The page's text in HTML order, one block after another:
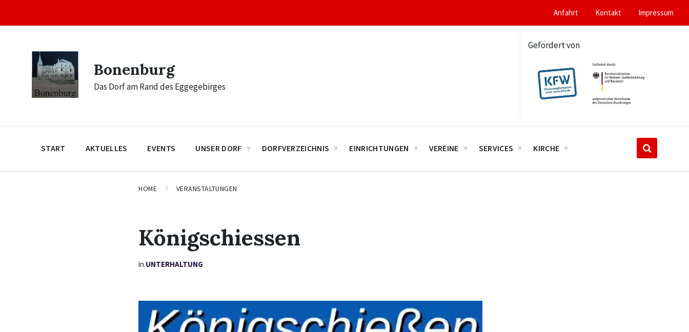
content
main
footer
Anfahrt Kontakt Impressum
Bonenburg
Das Dorf am Rand des Eggegebirges
Gefördert von
START AKTUELLES EVENTS UNSER DORF DORFVERZEICHNIS EINRICHTUNGEN VEREINE SERVICES KIRCHE
HOME VERANSTALTUNGEN
Königschiessen
in UNTERHALTUNG